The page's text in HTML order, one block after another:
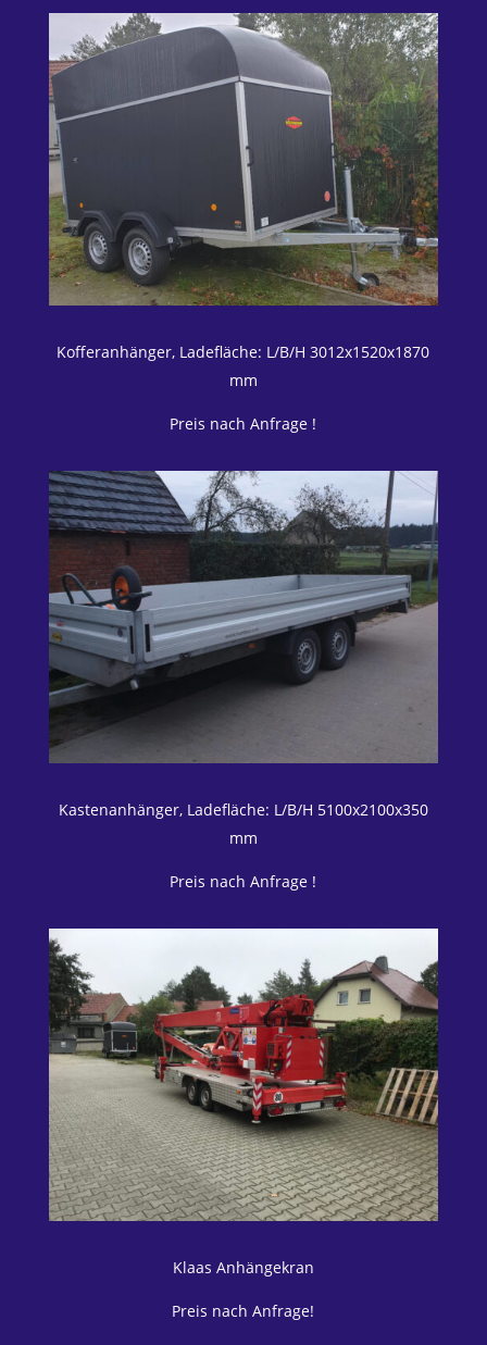
Kofferanhänger, Ladefläche: L/B/H 3012x1520x1870
mm
Preis nach Anfrage !
Kastenanhänger, Ladefläche: L/B/H 5100x2100x350
mm
Preis nach Anfrage !
Klaas Anhängekran
Preis nach Anfrage!